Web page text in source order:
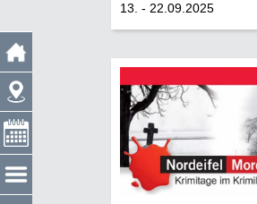
13. - 22.09.2025